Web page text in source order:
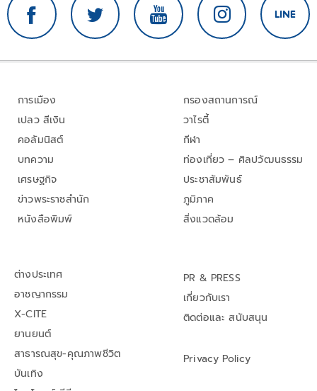
การเมือง
เปลว สีเงิน
คอลัมนิสต์
บทความ
เศรษฐกิจ
ข่าวพระราชสำนัก
หนังสือพิมพ์
กรองสถานการณ์
วาไรตี้
กีฬา
ท่องเที่ยว – ศิลปวัฒนธรรม
ประชาสัมพันธ์
ภูมิภาค
สิ่งแวดล้อม
ต่างประเทศ
อาชญากรรม
X-CITE
ยานยนต์
สาธารณสุข-คุณภาพชีวิต
บันเทิง
PR & PRESS
เกี่ยวกับเรา
ติดต่อและ สนับสนุน
Privacy Policy